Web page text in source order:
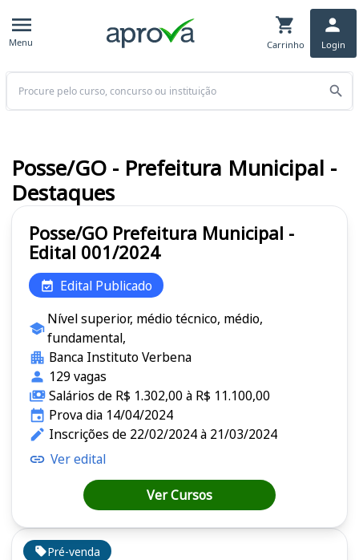
Menu Carrinho Login
Buscar
Pré-venda
Posse/GO Prefeitura Municipal -
Edital 001/2024
Edital Publicado
Nível superior, médio técnico, médio,
fundamental,
Banca Instituto Verbena
129 vagas
Salários de R$ 1.302,00 à R$ 11.100,00
Prova dia 14/04/2024
Inscrições de 22/02/2024 à 21/03/2024
Ver edital
Ver Cursos
Posse/GO - Prefeitura Municipal -
Destaques